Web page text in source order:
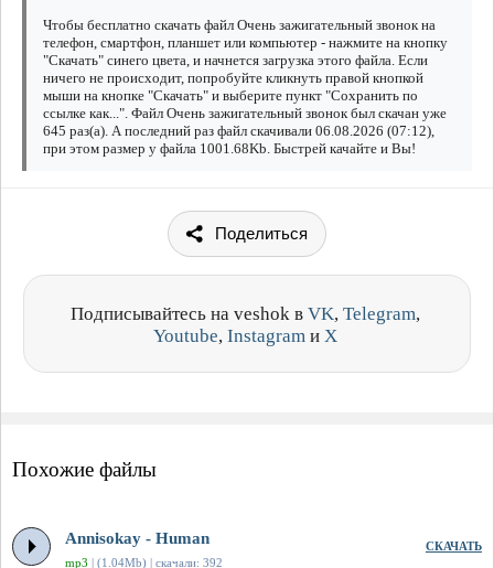
Чтобы бесплатно скачать файл Очень зажигательный звонок на
телефон, смартфон, планшет или компьютер - нажмите на кнопку
"Скачать" синего цвета, и начнется загрузка этого файла. Если
ничего не происходит, попробуйте кликнуть правой кнопкой
мыши на кнопке "Скачать" и выберите пункт "Сохранить по
ссылке как...". Файл Очень зажигательный звонок был скачан уже
645 раз(а). А последний раз файл скачивали 06.08.2026 (07:12),
при этом размер у файла 1001.68Kb. Быстрей качайте и Вы!
Поделиться
Подписывайтесь на veshok в VK, Telegram,
Youtube, Instagram и X
Похожие файлы
Annisokay - Human
mp3 | (1.04Mb) | скачали: 392
СКАЧАТЬ